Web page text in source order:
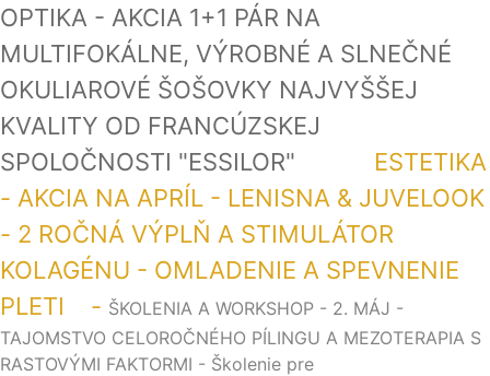
OPTIKA - AKCIA 1+1 PÁR NA
MULTIFOKÁLNE, VÝROBNÉ A SLNEČNÉ
OKULIAROVÉ ŠOŠOVKY NAJVYŠŠEJ
KVALITY OD FRANCÚZSKEJ
SPOLOČNOSTI "ESSILOR" ESTETIKA
- AKCIA NA APRÍL - LENISNA & JUVELOOK
- 2 ROČNÁ VÝPLŇ A STIMULÁTOR
KOLAGÉNU - OMLADENIE A SPEVNENIE
PLETI - ŠKOLENIA A WORKSHOP - 2. MÁJ -
TAJOMSTVO CELOROČNÉHO PÍLINGU A MEZOTERAPIA S
RASTOVÝMI FAKTORMI - Školenie pre